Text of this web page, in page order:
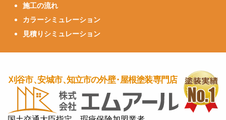
施工の流れ
カラーシミュレーション
見積りシミュレーション